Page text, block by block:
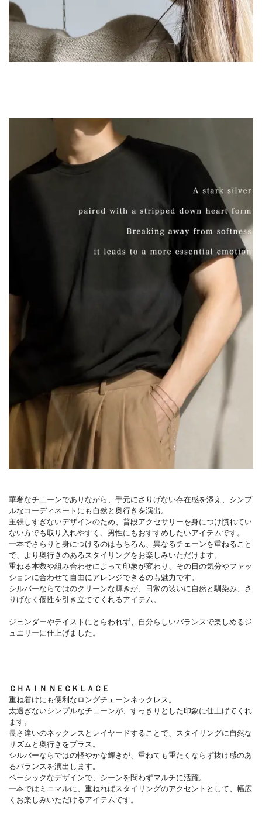
華奢なチェーンでありながら、手元にさりげない存在感を添え、シンプ
ルなコーディネートにも自然と奥行きを演出。
主張しすぎないデザインのため、普段アクセサリーを身につけ慣れてい
ない方でも取り入れやすく、男性にもおすすめしたいアイテムです。
一本でさらりと身につけるのはもちろん、異なるチェーンを重ねること
で、より奥行きのあるスタイリングをお楽しみいただけます。
重ねる本数や組み合わせによって印象が変わり、その日の気分やファッ
ションに合わせて自由にアレンジできるのも魅力です。
シルバーならではのクリーンな輝きが、日常の装いに自然と馴染み、さ
りげなく個性を引き立ててくれるアイテム。
ジェンダーやテイストにとらわれず、自分らしいバランスで楽しめるジ
ュエリーに仕上げました。
ＣＨＡＩＮ ＮＥＣＫＬＡＣＥ
重ね着けにも便利なロングチェーンネックレス。
太過ぎないシンプルなチェーンが、すっきりとした印象に仕上げてくれ
ます。
長さ違いのネックレスとレイヤードすることで、スタイリングに自然な
リズムと奥行きをプラス。
シルバーならではの軽やかな輝きが、重ねても重たくならず抜け感のあ
るバランスを演出します。
ベーシックなデザインで、シーンを問わずマルチに活躍。
一本ではミニマルに、重ねればスタイリングのアクセントとして、幅広
くお楽しみいただけるアイテムです。